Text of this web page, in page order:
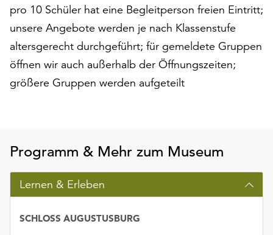
pro 10 Schüler hat eine Begleitperson freien Eintritt;
unsere Angebote werden je nach Klassenstufe
altersgerecht durchgeführt; für gemeldete Gruppen
öffnen wir auch außerhalb der Öffnungszeiten;
größere Gruppen werden aufgeteilt
Programm & Mehr zum Museum
Lernen & Erleben
SCHLOSS AUGUSTUSBURG